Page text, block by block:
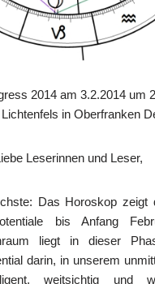
2014 am 3.2.2014 um
in Oberfranken
Leserinnen und Leser,
Das Horoskop zeigt
bis Anfang
liegt in dieser
darin, in unserem
weitsichtig und